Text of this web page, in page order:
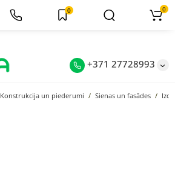
+371 27728993
0 0
Konstrukcija un piederumi Sienas un fasādes